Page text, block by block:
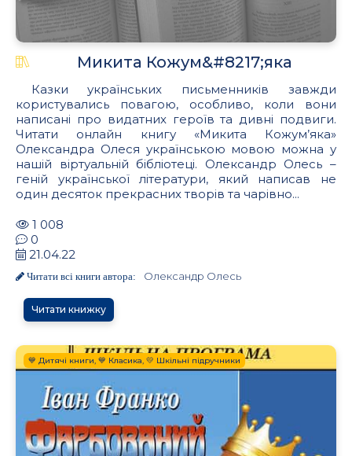
Микита Кожум&#8217;яка
Казки українських письменників завжди
користувались повагою, особливо, коли вони
написані про видатних героїв та дивні подвиги.
Читати онлайн книгу «Микита Кожум’яка»
Олександра Олеся українською мовою можна у
нашій віртуальній бібліотеці. Олександр Олесь –
геній української літератури, який написав не
один десяток прекрасних творів та чарівно...
1 008
0
21.04.22
Читати всі книги автора: Олександр Олесь
Читати книжку
💙 Дитячі книги, 💙 Класика, 💛 Шкільні підручники